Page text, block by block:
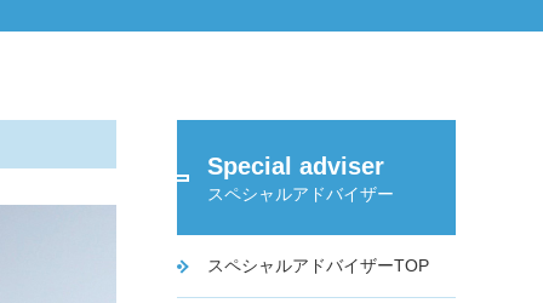
Special adviser
スペシャルアドバイザー
スペシャルアドバイザーTOP